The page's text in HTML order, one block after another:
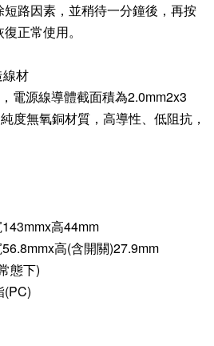
路因素，並稍待一分鐘後，再按
正常使用。
材
電源線導體截面積為2.0mm2x3
度無氧銅材質，高導性、低阻抗，
高44mm
高(含開關)27.9mm
態下)
(PC)